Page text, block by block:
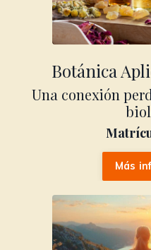
Botánica
Una conexión
Más